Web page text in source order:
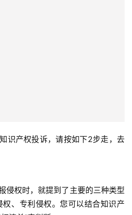
识产权投诉，请按如下2步走，去
侵权时，就提到了主要的三种类型
、专利侵权。您可以结合知识产